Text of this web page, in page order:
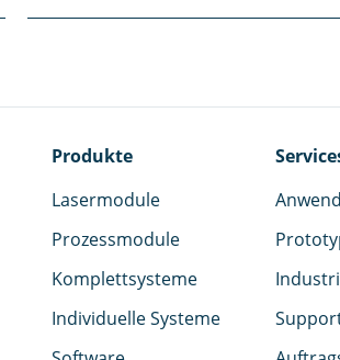
Produkte
Lasermodule
Prozessmodule
Komplettsysteme
Individuelle Systeme